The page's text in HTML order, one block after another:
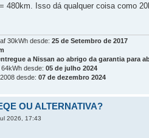
480km. Isso dá qualquer coisa como
30kWh desde: 25 de Setembro de 2017
a Nissan ao abrigo da garantia para
desde: 05 de julho 2024
desde: 07 de dezembro 2024
OU ALTERNATIVA?
2026, 17:43